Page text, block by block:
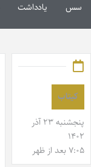
سس یادداشت
کیتاب
پنجشنبه ۲۳ آذر
۱۴۰۲
۷:۰۵ بعد از ظهر